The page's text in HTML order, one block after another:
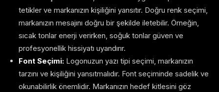
tetikler ve markanızın kişiliğini yansıtır. Doğru renk seçimi,
markanızın mesajını doğru bir şekilde iletebilir. Örneğin,
sıcak tonlar enerji verirken, soğuk tonlar güven ve
profesyonellik hissiyatı uyandırır.
Font Seçimi: Logonuzun yazı tipi seçimi, markanızın
tarzını ve kişiliğini yansıtmalıdır. Font seçiminde sadelik ve
okunabilirlik önemlidir. Markanızın hedef kitlesini göz